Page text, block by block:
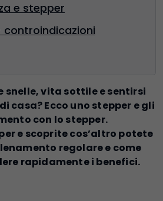
e stepper
snelle, vita sottile e sentirsi
casa? Ecco uno stepper e gli
con lo stepper.
e scoprite cos’altro potete
regolare e come
rapidamente i benefici.